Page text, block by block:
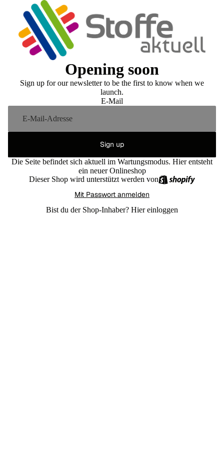
Opening soon
Sign up for our newsletter to be the first to know when we
launch.
E-Mail
Sign up
Die Seite befindet sich aktuell im Wartungsmodus. Hier entsteht
ein neuer Onlineshop
Dieser Shop wird unterstützt werden von
Mit Passwort anmelden
Bist du der Shop-Inhaber? Hier einloggen